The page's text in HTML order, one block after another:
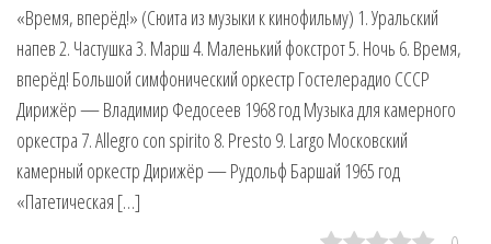
«Время, вперёд!» (Сюита из музыки к кинофильму) 1. Уральский
напев 2. Частушка 3. Марш 4. Маленький фокстрот 5. Ночь 6. Время,
вперёд! Большой симфонический оркестр Гостелерадио СССР
Дирижёр — Владимир Федосеев 1968 год Музыка для камерного
оркестра 7. Allegro con spirito 8. Presto 9. Largo Московский
камерный оркестр Дирижёр — Рудольф Баршай 1965 год
«Патетическая […]